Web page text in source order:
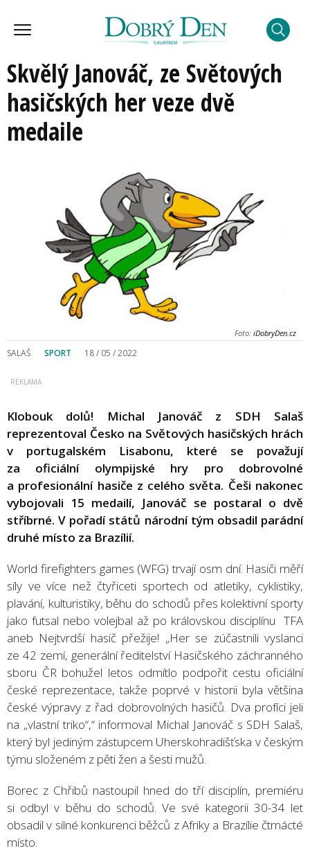
Skvělý Janováč, ze Světových
hasičských her veze dvě
medaile
Foto: iDobryDen.cz
SALAŠ SPORT 18 / 05 / 2022
Klobouk dolů! Michal Janováč z SDH Salaš
reprezentoval Česko na Světových hasičských hrách
v portugalském Lisabonu, které se považují
za oficiální olympijské hry pro dobrovolné
a profesionální hasiče z celého světa. Češi nakonec
vybojovali 15 medailí, Janováč se postaral o dvě
stříbrné. V pořadí států národní tým obsadil parádní
druhé místo za Brazílií.
World firefighters games (WFG) trvají osm dní. Hasiči měří
síly ve více než čtyřiceti sportech od atletiky, cyklistiky,
plavání, kulturistiky, běhu do schodů přes kolektivní sporty
jako futsal nebo volejbal až po královskou disciplínu TFA
aneb Nejtvrdší hasič přežije! „Her se zúčastnili vyslanci
ze 42 zemí, generální ředitelství Hasičského záchranného
sboru ČR bohužel letos odmítlo podpořit cestu oficiální
české reprezentace, takže poprvé v historii byla většina
české výpravy z řad dobrovolných hasičů. Dva profíci jeli
na „vlastní triko“,“ informoval Michal Janováč s SDH Salaš,
který byl jediným zástupcem Uherskohradišťska v českým
týmu složeném z pěti žen a šesti mužů.
Borec z Chřibů nastoupil hned do tří disciplín, premiéru
si odbyl v běhu do schodů. Ve své kategorii 30-34 let
obsadil v silné konkurenci běžců z Afriky a Brazílie čtrnácté
místo.